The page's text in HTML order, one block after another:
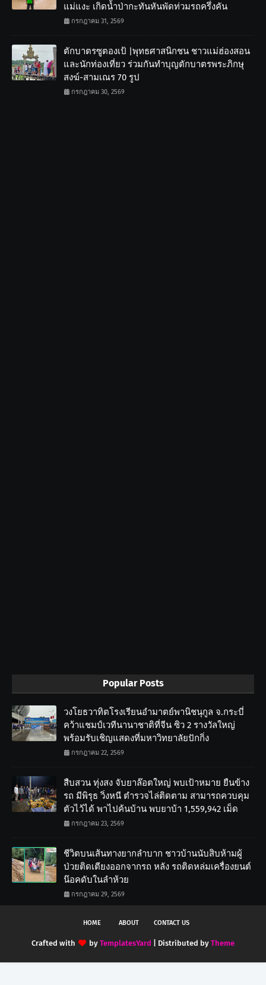
แม่แงะ เกิดน้ำป่ากะทันหันพัดท่วมรถครึ่งคัน
กรกฎาคม 31, 2569
ตักบาตรซูตองเป้ |พุทธศาสนิกชน ชาวแม่ฮ่องสอน
และนักท่องเที่ยว ร่วมกันทำบุญตักบาตรพระภิกษุ
สงฆ์-สามเณร 70 รูป
กรกฎาคม 30, 2569
Popular Posts
วงโยธวาทิตโรงเรียนอำมาตย์พานิชนุกูล จ.กระบี่
คว้าแชมป์เวทีนานาชาติที่จีน ซิว 2 รางวัลใหญ่
พร้อมรับเชิญแสดงที่มหาวิทยาลัยปักกิ่ง
กรกฎาคม 22, 2569
สืบสวน ทุ่งสง จับยาล๊อตใหญ่ พบเป้าหมาย ยืนข้าง
รถ มีพิรุธ วิ่งหนี ตำรวจไล่ติดตาม สามารถควบคุม
ตัวไว้ได้ พาไปค้นบ้าน พบยาบ้า 1,559,942 เม็ด
กรกฎาคม 23, 2569
ชีวิตบนเส้นทางยากลำบาก ชาวบ้านนับสิบห้ามผู้
ป่วยติดเตียงออกจากรถ หลัง รถติดหล่มเครื่องยนต์
น๊อคดับในลำห้วย
กรกฎาคม 29, 2569
HOME ABOUT CONTACT US
Crafted with by TemplatesYard | Distributed by Theme